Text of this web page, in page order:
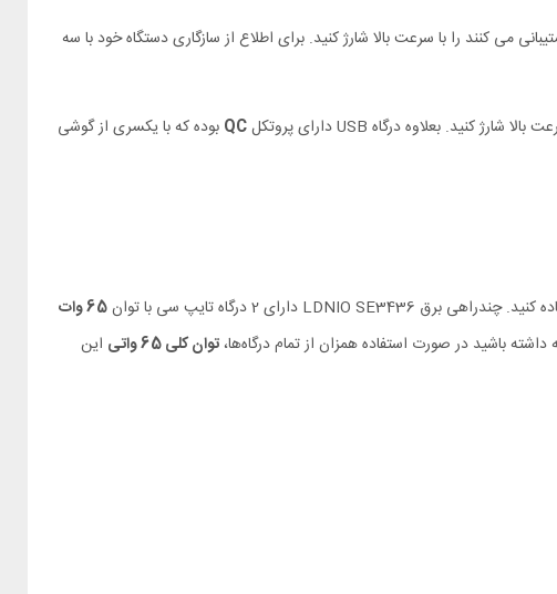
می کنند را با سرعت بالا شارژ کنید. برای اطلاع از سازگاری دستگاه خود با سه
QC بوده که با یکسری از گوشی
65 وات
باشید در صورت استفاده همزان از تمام درگاه‌ها،توان کلی 65 واتی
این